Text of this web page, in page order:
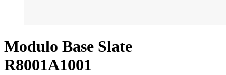
Modulo Base Slate
R8001A1001